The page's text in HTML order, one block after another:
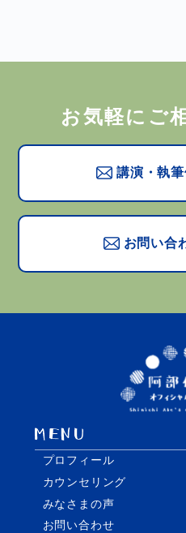
お気軽にご
講演・執
お問い合
プロフィール
カウンセリング
みなさまの声
お問い合わせ